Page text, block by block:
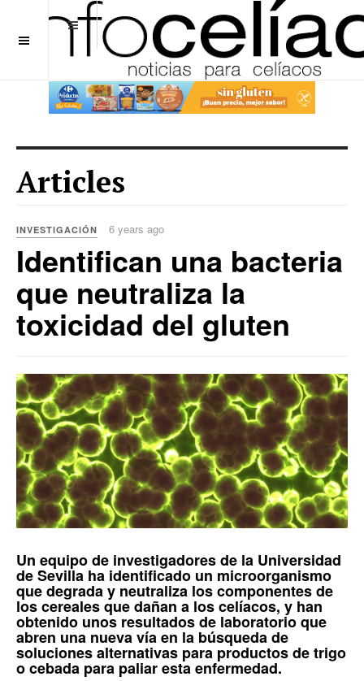
Articles
INVESTIGACIÓN 6 years ago
Identifican una bacteria
que neutraliza la
toxicidad del gluten
Un equipo de investigadores de la Universidad
de Sevilla ha identificado un microorganismo
que degrada y neutraliza los componentes de
los cereales que dañan a los celíacos, y han
obtenido unos resultados de laboratorio que
abren una nueva vía en la búsqueda de
soluciones alternativas para productos de trigo
o cebada para paliar esta enfermedad.